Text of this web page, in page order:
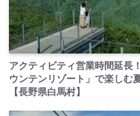
アクティビティ営業時間延長
ウンテンリゾート」で楽しむ
【長野県白馬村】